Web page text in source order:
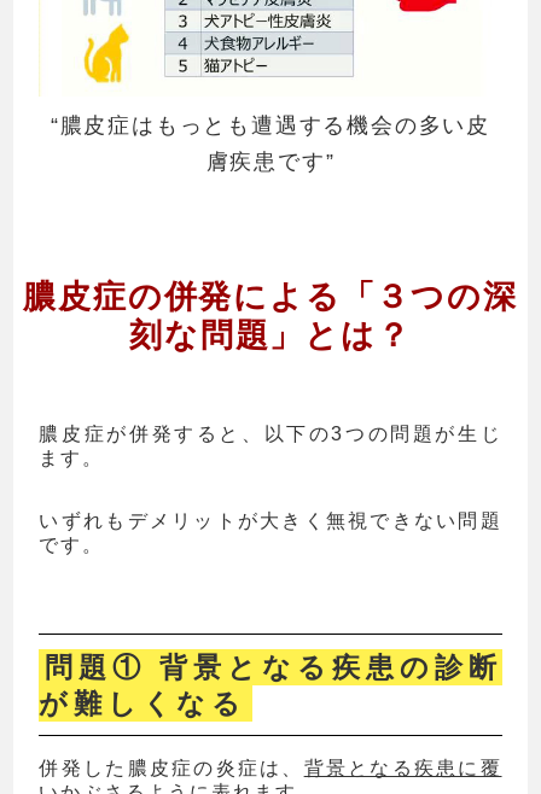
“膿皮症はもっとも遭遇する機会の多い皮
膚疾患です”
膿皮症の併発による
「３つの深
刻な問題」とは？
膿皮症が併発すると、以下の3つの問題が生じ
ます。
いずれもデメリットが大きく無視できない問題
です。
問題① 背景となる疾患の診断
が難しくなる
併発した膿皮症の炎症は、 背景となる疾患に覆